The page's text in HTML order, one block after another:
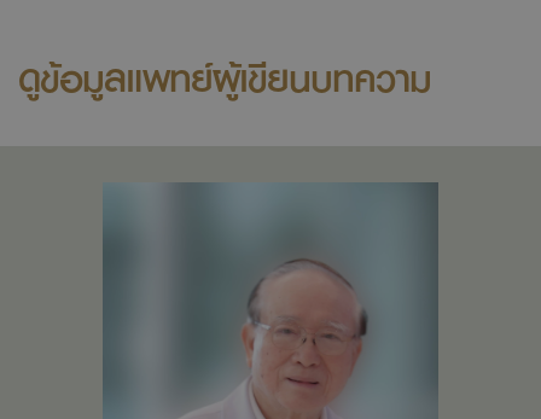
ดูข้อมูลแพทย์ผู้เขียนบทความ